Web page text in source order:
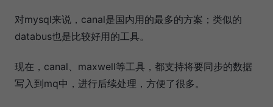
对mysql来说，canal是国内用的最多的方案；类似的
databus也是比较好用的工具。
现在，canal、maxwell等工具，都支持将要同步的数据
写入到mq中，进行后续处理，方便了很多。